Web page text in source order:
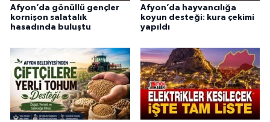
Afyon’da gönüllü gençler
kornişon salatalık
hasadında buluştu
Afyon’da hayvancılığa
koyun desteği: kura çekimi
yapıldı